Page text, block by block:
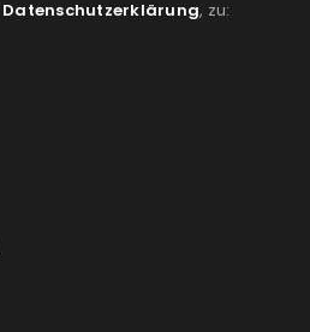
Datenschutzerklärung, zu: